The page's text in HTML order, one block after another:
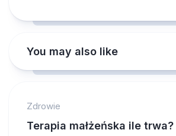
You may also like
Zdrowie
Terapia małżeńska ile trwa?